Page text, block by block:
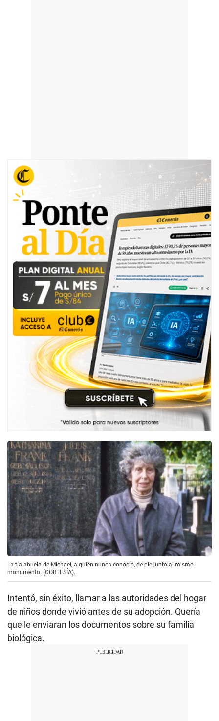
La tía abuela de Michael, a quien nunca conoció, de pie junto al mismo
monumento. (CORTESÍA).
Intentó, sin éxito, llamar a las autoridades del hogar
de niños donde vivió antes de su adopción. Quería
que le enviaran los documentos sobre su familia
biológica.